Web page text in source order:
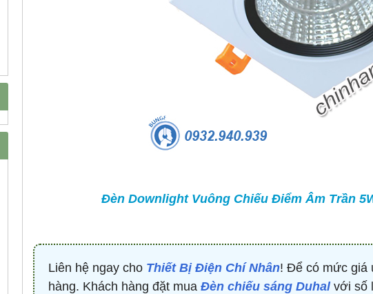
TỤ BÙ TRÒN 20KVAR 3P 450V -
BỘ ĐIỀU KHIỂN TỤ BÙ 380V 4 CẤP -
HJKL5CQ4S - HIMEL
876,645 đ 1,759,000 đ
MUA NGAY
Đèn Downlight Vuông Chiếu Điểm Âm Trần
Liên hệ ngay cho Thiết Bị Điện Chí Nhân! Để có mức giá
hàng. Khách hàng đặt mua Đèn chiếu sáng Duhalvới số